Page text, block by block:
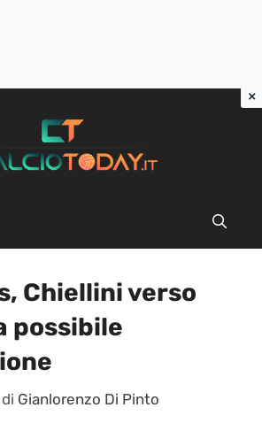
Chiellini verso
possibile
di Gianlorenzo Di Pinto